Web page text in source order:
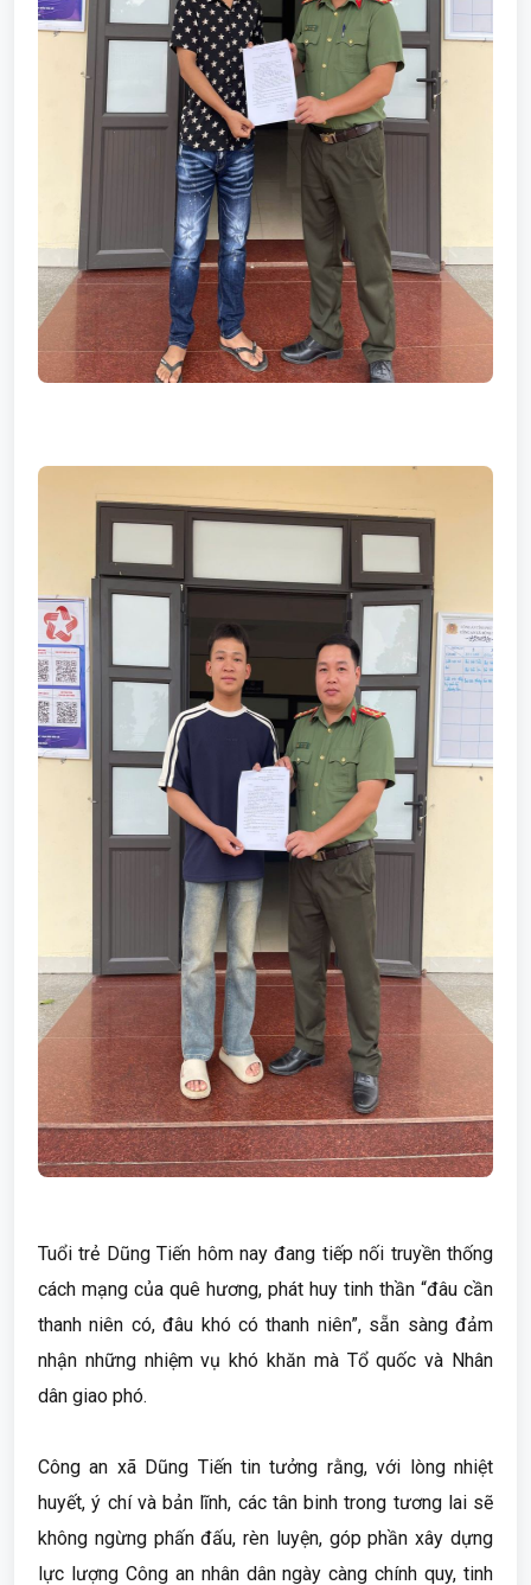
Tuổi trẻ Dũng Tiến hôm nay đang tiếp nối truyền thống
cách mạng của quê hương, phát huy tinh thần “đâu cần
thanh niên có, đâu khó có thanh niên”, sẵn sàng đảm
nhận những nhiệm vụ khó khăn mà Tổ quốc và Nhân
dân giao phó.
Công an xã Dũng Tiến tin tưởng rằng, với lòng nhiệt
huyết, ý chí và bản lĩnh, các tân binh trong tương lai sẽ
không ngừng phấn đấu, rèn luyện, góp phần xây dựng
lực lượng Công an nhân dân ngày càng chính quy, tinh